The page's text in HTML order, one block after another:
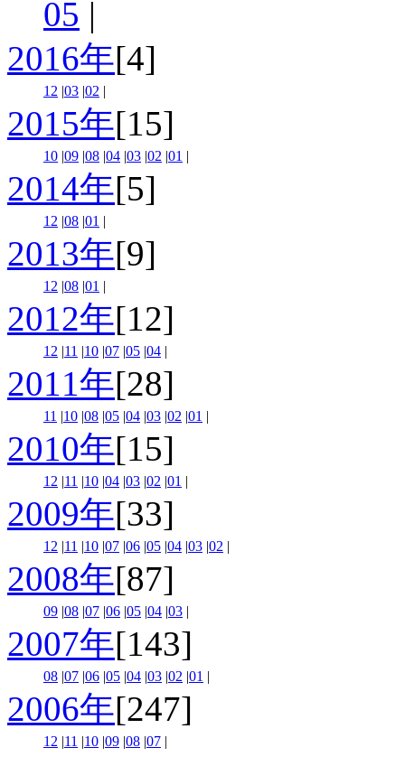
05 |
2016年[4]
12 |03 |02 |
2015年[15]
10 |09 |08 |04 |03 |02 |01 |
2014年[5]
12 |08 |01 |
2013年[9]
12 |08 |01 |
2012年[12]
12 |11 |10 |07 |05 |04 |
2011年[28]
11 |10 |08 |05 |04 |03 |02 |01 |
2010年[15]
12 |11 |10 |04 |03 |02 |01 |
2009年[33]
12 |11 |10 |07 |06 |05 |04 |03 |02 |
2008年[87]
09 |08 |07 |06 |05 |04 |03 |
2007年[143]
08 |07 |06 |05 |04 |03 |02 |01 |
2006年[247]
12 |11 |10 |09 |08 |07 |